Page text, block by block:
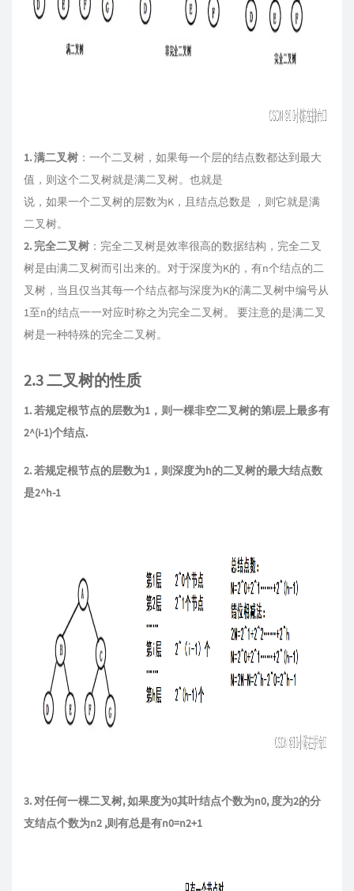
1.满二叉树 ：一个二叉树，如果每一个层的结点数都达到最大
值，则这个二叉树就是满二叉树。也就是
说，如果一个二叉树的层数为K，且结点总数是 ，则它就是满
二叉树。
2. 完全二叉树 ：完全二叉树是效率很高的数据结构，完全二叉
树是由满二叉树而引出来的。对于深度为K的，有n个结点的二
叉树，当且仅当其每一个结点都与深度为K的满二叉树中编号从
1至n的结点一一对应时称之为完全二叉树。 要注意的是满二叉
树是一种特殊的完全二叉树。
2.3 二叉树的性质
1. 若规定根节点的层数为1，则一棵非空二叉树的第i层上最多有
2^(i-1)个结点.
2. 若规定根节点的层数为1，则深度为h的二叉树的最大结点数
是2^h-1
3. 对任何一棵二叉树, 如果度为0其叶结点个数为n0, 度为2的分
支结点个数为n2 ,则有总是有n0=n2+1